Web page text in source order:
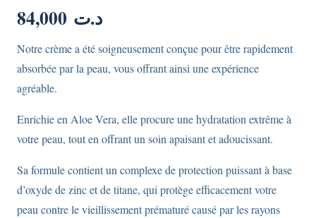
د.ت
Notre crème a été soigneusement conçue pour être rapidement
absorbée par la peau, vous offrant ainsi une expérience
agréable.
Enrichie en Aloe Vera, elle procure une hydratation extrême à
votre peau, tout en offrant un soin apaisant et adoucissant.
Sa formule contient un complexe de protection puissant à base
d’oxyde de zinc et de titane, qui protège efficacement votre
peau contre le vieillissement prématuré causé par les rayons